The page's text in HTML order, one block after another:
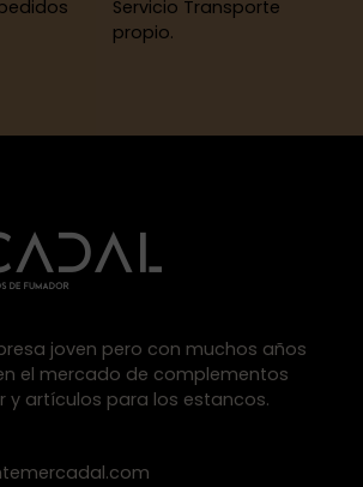
Servicio Transporte
propio.
joven pero con muchos años
el mercado de complementos
y artículos para los estancos.